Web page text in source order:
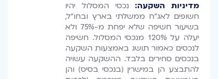
מדיניות השקעה: נכסי המסלול יהיו
חשופים לאג"ח ממשלתי בארץ ובחו"ל,
בשיעור חשיפה שלא יפחת מ-75% ולא
יעלה על 120% מנכסי המסלול. חשיפה
לנכסים כאמור תושג באמצעות השקעה
בנכסים סחירים בלבד. ההשקעה עשויה
להתבצע הן במישרין (בנכסי בסיס) והן